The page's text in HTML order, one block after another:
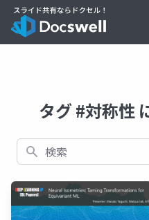
タグ #対称性
検索